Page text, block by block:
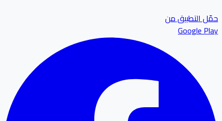
التطبيق من
Google